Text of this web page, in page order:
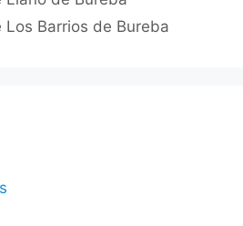
Los Barrios de Bureba